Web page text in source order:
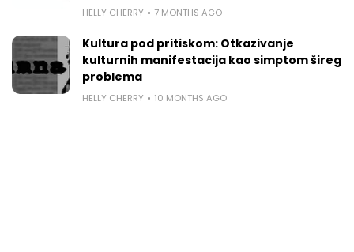
HELLY CHERRY 7 MONTHS AGO
Kultura pod pritiskom: Otkazivanje
kulturnih manifestacija kao simptom šireg
problema
HELLY CHERRY 10 MONTHS AGO